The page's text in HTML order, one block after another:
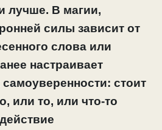
лучше. В магии,
силы зависит от
слова или
настраивает
стоит
или то, или что-то